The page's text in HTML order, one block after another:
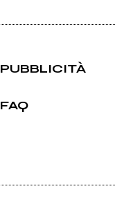
PUBBLICITÀ
FAQ